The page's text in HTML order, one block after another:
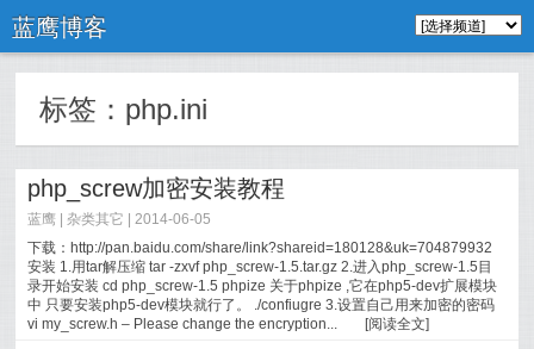
蓝鹰博客
标签： php.ini
php_screw加密安装教程
蓝鹰 | 杂类其它
| 2014-06-05
下载：http://pan.baidu.com/share/link?shareid=180128&uk=704879932
安装 1.用tar解压缩 tar -zxvf php_screw-1.5.tar.gz 2.进入php_screw-1.5目
录开始安装 cd php_screw-1.5 phpize 关于phpize ,它在php5-dev扩展模块
中 只要安装php5-dev模块就行了。 ./confiugre 3.设置自己用来加密的密码
vi my_screw.h – Please change the encryption...
[阅读全文]